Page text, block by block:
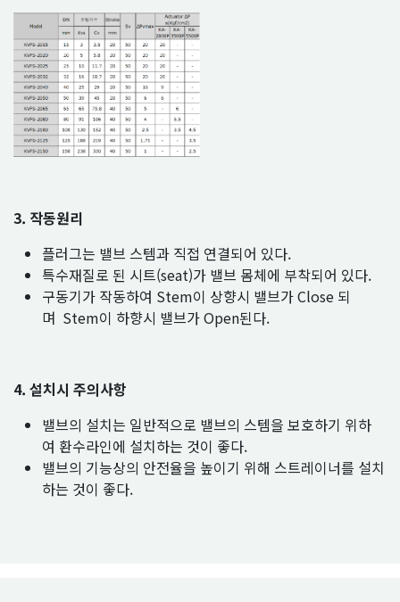
3. 작동원리
플러그는 밸브 스템과 직접 연결되어 있다.
특수재질로 된 시트(seat)가 밸브 몸체에 부착되어 있다.
구동기가 작동하여 Stem이 상향시 밸브가 Close 되
며 Stem이 하향시 밸브가 Open된다.
4. 설치시 주의사항
밸브의 설치는 일반적으로 밸브의 스템을 보호하기 위하
여 환수라인에 설치하는 것이 좋다.
밸브의 기능상의 안전율을 높이기 위해 스트레이너를 설치
하는 것이 좋다.